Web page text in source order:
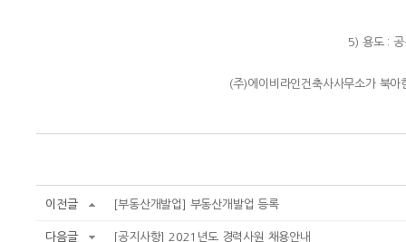
5) 용도 :
(주)에이비라인건축사사무소가 북
이전글 [부동산개발업] 부동산개발업 등록
다음글 [공지사항] 2021년도 경력사원 채용안내